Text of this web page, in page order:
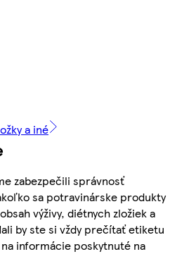
a iné
zabezpečili správnosť
sa potravinárske produkty
výživy, diétnych zložiek a
by ste si vždy prečítať etiketu
informácie poskytnuté na